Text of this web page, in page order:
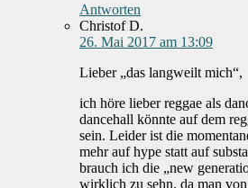
Antworten
Christof D.
26. Mai 2017 am 13:09
Lieber „das langweilt mich“,
ich höre lieber reggae als
dancehall könnte auf dem
sein. Leider ist die
mehr auf hype statt auf
brauch ich die „new
wirklich zu sehn, da man